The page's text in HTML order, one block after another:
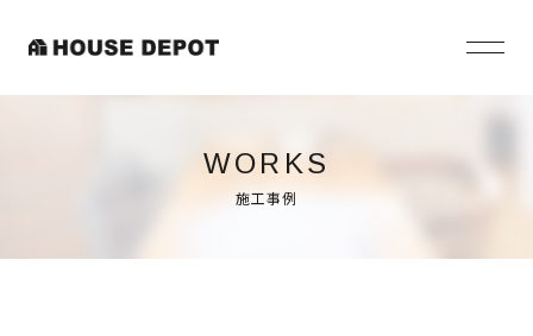
WORKS
施工事例